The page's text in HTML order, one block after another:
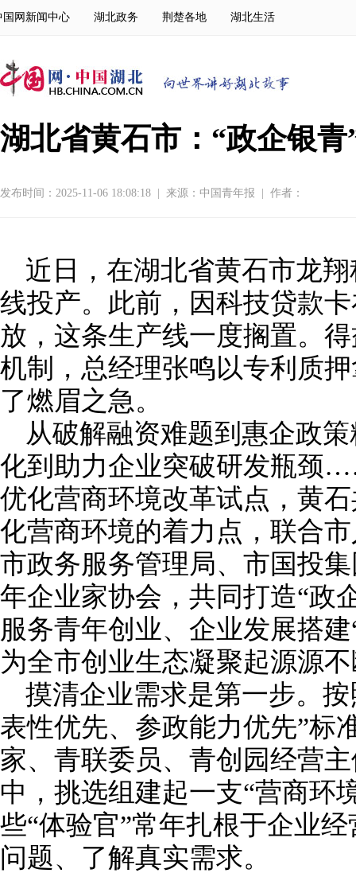
国网新闻中心 湖北政务 荆楚各地 湖北生活
湖北省黄石市：“政企银
发布时间：2025-11-06 18:08:18 来源： 中国青年报 作者：
近日，在湖北省黄石市龙
线投产。此前，因科技贷款
放，这条生产线一度搁置。
机制，总经理张鸣以专利质
了燃眉之急。
从破解融资难题到惠企政
化到助力企业突破研发瓶颈
优化营商环境改革试点，黄
化营商环境的着力点，联合
市政务服务管理局、市国投
年企业家协会，共同打造“政
服务青年创业、企业发展搭
为全市创业生态凝聚起源源
摸清企业需求是第一步。
表性优先、参政能力优先”标
家、青联委员、青创园经营
中，挑选组建起一支“营商环
些“体验官”常年扎根于企业
问题、了解真实需求。